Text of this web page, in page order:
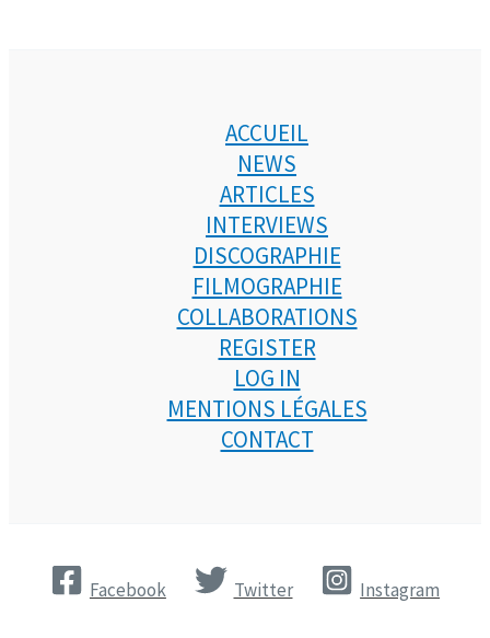
ACCUEIL
NEWS
ARTICLES
INTERVIEWS
DISCOGRAPHIE
FILMOGRAPHIE
COLLABORATIONS
REGISTER
LOG IN
MENTIONS LÉGALES
CONTACT
Facebook Twitter Instagram